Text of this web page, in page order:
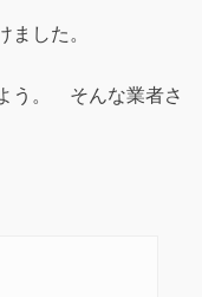
ました。
う。 そんな業者さ